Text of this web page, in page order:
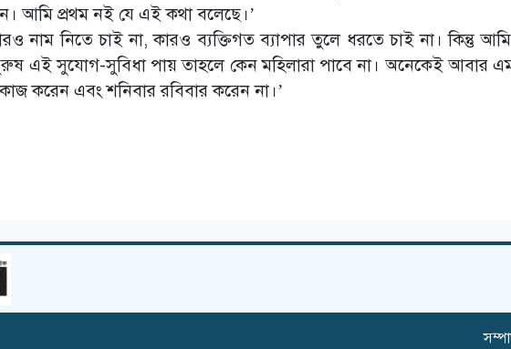
আমি প্রথম নই যে এই কথা বলেছে।’
নাম নিতে চাই না, কারও ব্যক্তিগত ব্যাপার তুলে ধরতে চাই না। কিন্তু
এই সুযোগ-সুবিধা পায় তাহলে কেন মহিলারা পাবে না। অনেকেই আবার
করেন এবং শনিবার রবিবার করেন না।’